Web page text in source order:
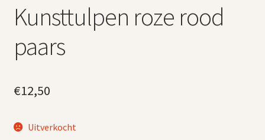
Kunsttulpen roze rood
paars
€12,50
Uitverkocht